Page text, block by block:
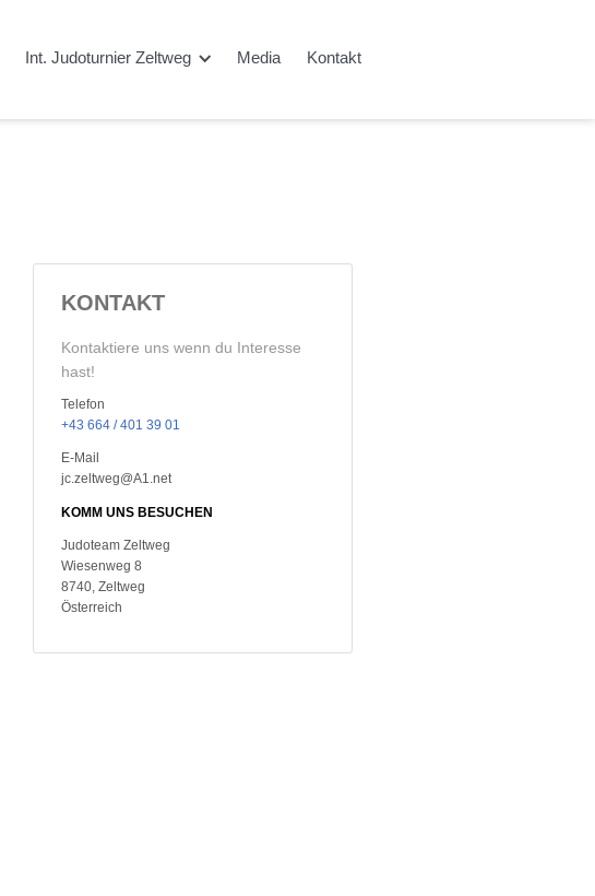
Int. Judoturnier Zeltweg Media Kontakt
KONTAKT
Kontaktiere uns wenn du Interesse
hast!
Telefon
+43 664 / 401 39 01
E-Mail
jc.zeltweg@A1.net
KOMM UNS BESUCHEN
Judoteam Zeltweg
Wiesenweg 8
8740, Zeltweg
Österreich